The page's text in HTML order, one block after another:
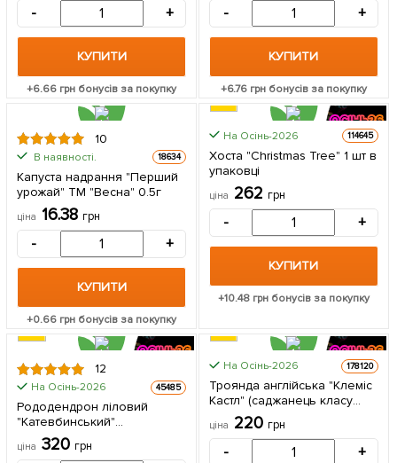
- +
КУПИТИ
+6.66 грн бонусів за покупку
- +
КУПИТИ
+6.76 грн бонусів за покупку
10
В наявності. 18634
Капуста надрання "Перший
урожай" ТМ "Весна" 0.5г
ціна 16.38грн
- +
КУПИТИ
+0.66 грн бонусів за покупку
На Осінь-2026 114645
Хоста "Christmas Tree" 1 шт в
упаковці
ціна 262 грн
- +
КУПИТИ
+10.48 грн бонусів за покупку
12
На Осінь-2026 45485
Рододендрон ліловий
"Катевбинський"
(Catawbiense) горщик Р9 1
саджанець в упаковці
ціна 320грн
На Осінь-2026 178120
Троянда англійська "Клеміс
Кастл" (саджанець класу
АА+) вищий сорт 1
саджанець в упаковці
ціна 220 грн
- +